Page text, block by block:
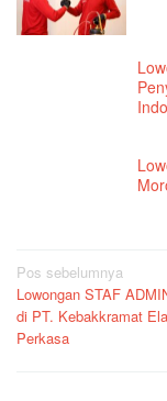
Navigasi
pos
Pos sebelumnya
Lowongan STAF
di PT. Kebakkramat
Perkasa